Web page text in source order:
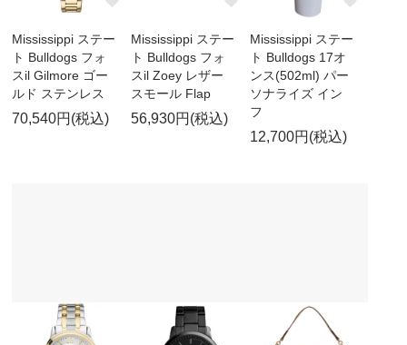
Mississippi ステー
ト Bulldogs フォ
スil Gilmore ゴー
ルド ステンレス
70,540円(税込)
Mississippi ステー
ト Bulldogs フォ
スil Zoey レザー
スモール Flap
56,930円(税込)
Mississippi ステー
ト Bulldogs 17オ
ンス(502ml) パー
ソナライズ イン
フ
12,700円(税込)